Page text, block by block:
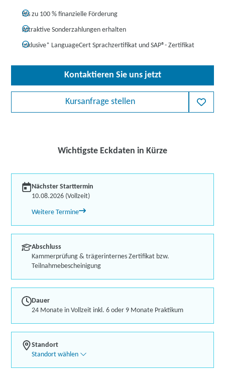
Bis zu 100 % finanzielle Förderung
Attraktive Sonderzahlungen erhalten
Inklusive* LanguageCert Sprachzertifikat und SAP®- Zertifikat
Kontaktieren Sie uns jetzt
Kursanfrage stellen
Wichtigste Eckdaten in Kürze
Nächster Starttermin
10.08.2026 (Vollzeit)
Weitere Termine
Abschluss
Kammerprüfung & trägerinternes Zertifikat bzw.
Teilnahmebescheinigung
Dauer
24 Monate in Vollzeit inkl. 6 oder 9 Monate Praktikum
Standort
Standort wählen